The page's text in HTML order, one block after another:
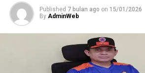
Published 7 bulan ago on 15/01/2026
By AdminWeb